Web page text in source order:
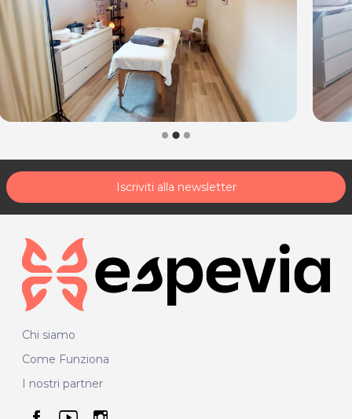
Iscriviti alla newsletter
Chi siamo
Come Funziona
I nostri partner